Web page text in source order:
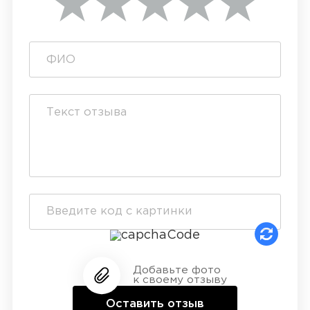
Добавьте фото
к своему отзыву
Оставить отзыв